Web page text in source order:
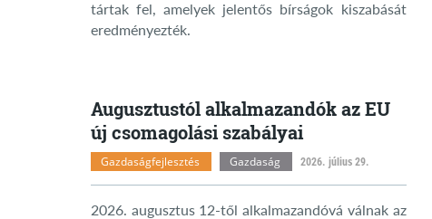
tártak fel, amelyek jelentős bírságok kiszabását
eredményezték.
Augusztustól alkalmazandók az EU
új csomagolási szabályai
Gazdaságfejlesztés Gazdaság 2026. július 29.
2026. augusztus 12-től alkalmazandóvá válnak az